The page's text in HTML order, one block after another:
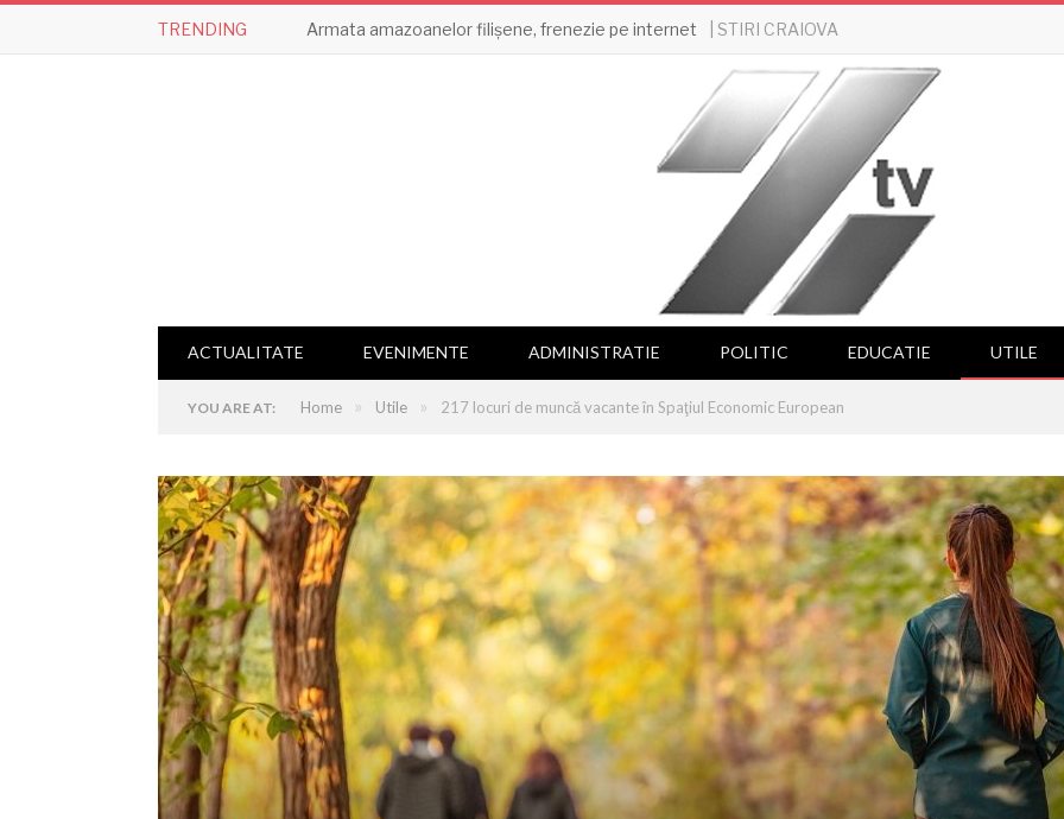
TRENDING Armata amazoanelor filișene, frenezie pe internet | STIRI CRAIOVA
ACTUALITATE EVENIMENTE ADMINISTRATIE POLITIC EDUCATIE UTILE
YOU ARE AT: Home » Utile » 217 locuri de muncă vacante în Spaţiul Economic European